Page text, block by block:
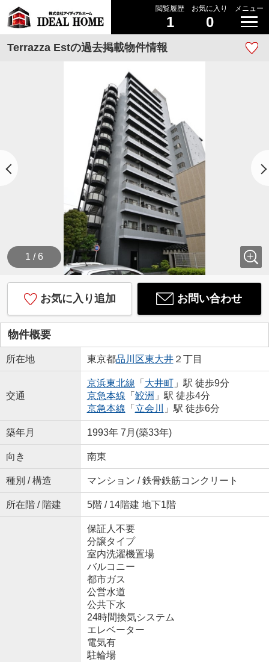
閲覧履歴
1
お気に入り
0
メニュー
Terrazza Estの過去掲載物件情報
1 / 6
お気に入り追加 お問い合わせ
物件概要
所在地 東京都品川区東大井２丁目
交通
京浜東北線 「 大井町」駅 徒歩9分
京急本線 「 鮫洲 」駅 徒歩4分
京急本線 「 立会川 」駅 徒歩6分
築年月 1993年 7月(築33年)
向き 南東
種別 / 構造 マンション / 鉄骨鉄筋コンクリート
所在階 / 階建 5階 / 14階建 地下1階
保証人不要
分譲タイプ
室内洗濯機置場
バルコニー
都市ガス
公営水道
公共下水
24時間換気システム
エレベーター
電気有
駐輪場